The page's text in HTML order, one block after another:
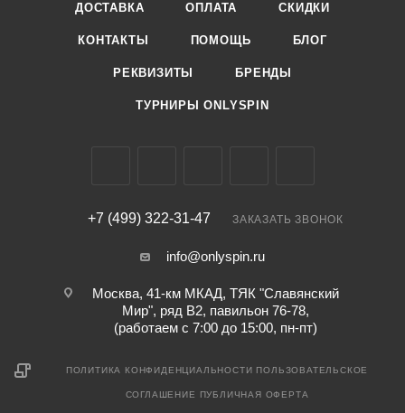
ДОСТАВКА ОПЛАТА СКИДКИ
КОНТАКТЫ ПОМОЩЬ БЛОГ
РЕКВИЗИТЫ БРЕНДЫ
ТУРНИРЫ ONLYSPIN
+7 (499) 322-31-47 ЗАКАЗАТЬ ЗВОНОК
info@onlyspin.ru
Москва, 41-км МКАД, ТЯК "Славянский
Мир", ряд В2, павильон 76-78,
(работаем с 7:00 до 15:00, пн-пт)
ПОЛИТИКА КОНФИДЕНЦИАЛЬНОСТИ ПОЛЬЗОВАТЕЛЬСКОЕ
СОГЛАШЕНИЕ ПУБЛИЧНАЯ ОФЕРТА